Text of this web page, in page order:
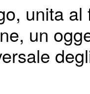
unita
un